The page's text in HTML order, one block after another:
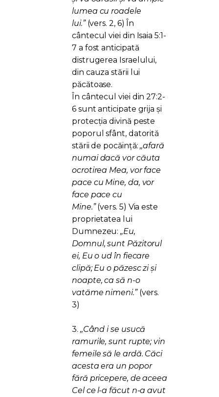
lumea cu roadele
lui.”(vers. 2, 6) În
cântecul viei din Isaia 5:1-
7 a fost anticipată
distrugerea Israelului,
din cauza stării lui
păcătoase.
În cântecul viei din 27:2-
6 sunt anticipate grija și
protecția divină peste
poporul sfânt, datorită
stării de pocăință:,,afară
numai dacă vor căuta
ocrotirea Mea, vor face
pace cu Mine, da, vor
face pace cu
Mine.”(vers. 5) Via este
proprietatea lui
Dumnezeu:„Eu,
Domnul, sunt Păzitorul
ei, Eu o ud în fiecare
clipă; Eu o păzesc zi şi
noapte, ca să n-o
vatăme nimeni.” (vers.
3)
3. ,,Când i se usucă
ramurile, sunt rupte; vin
femeile să le ardă. Căci
acesta era un popor
fără pricepere, de aceea
Cel ce l-a făcut n-a avut